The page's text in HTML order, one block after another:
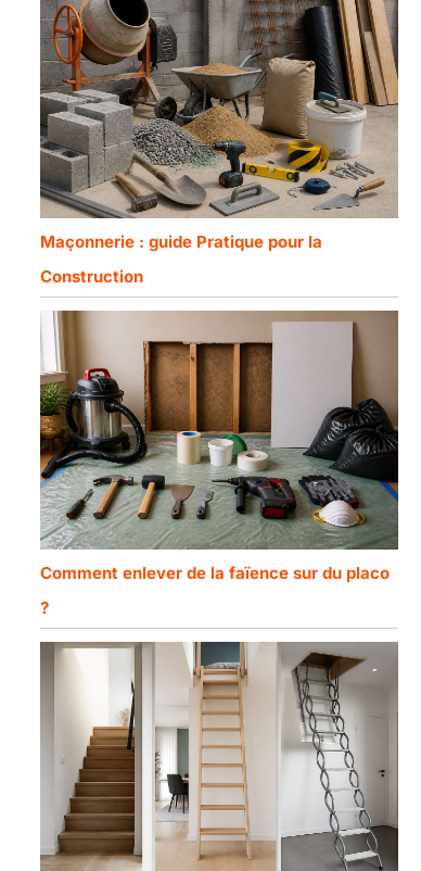
Maçonnerie : guide Pratique pour la
Construction
Comment enlever de la faïence sur du placo
?